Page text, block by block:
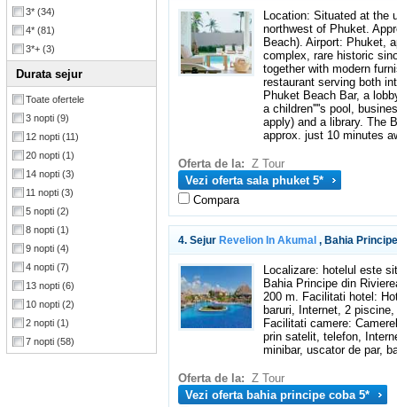
3* (34)
4* (81)
3*+ (3)
Durata sejur
Toate ofertele
3 nopti (9)
12 nopti (11)
20 nopti (1)
14 nopti (3)
11 nopti (3)
5 nopti (2)
8 nopti (1)
9 nopti (4)
4 nopti (7)
13 nopti (6)
10 nopti (2)
2 nopti (1)
7 nopti (58)
Location: Situated at the
northwest of Phuket.
Beach). Airport: Phuket,
complex, rare historic
together with modern
restaurant serving both
Phuket Beach Bar, a
a children''''s pool,
apply) and a library. The
approx. just 10 minutes
Oferta de la: Z Tour
Vezi oferta sala phuket 5*
Compara
4. Sejur Revelion In Akumal , Bahia
Localizare: hotelul este
Bahia Principe din
200 m. Facilitati hotel:
baruri, Internet, 2
Facilitati camere:
prin satelit, telefon,
minibar, uscator de par,
Oferta de la: Z Tour
Vezi oferta bahia principe coba 5*